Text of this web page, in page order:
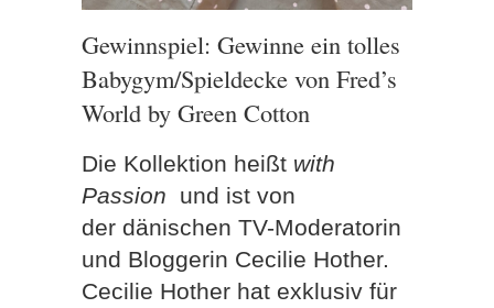
Gewinnspiel: Gewinne ein tolles
Babygym/Spieldecke von Fred’s
World by Green Cotton
Die Kollektion heißt with
Passion
und ist von
der dänischen TV-Moderatorin
und Bloggerin Cecilie Hother.
Cecilie Hother hat exklusiv für